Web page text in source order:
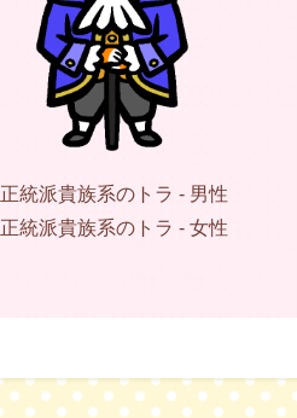
正統派貴族系のトラ - 男性
正統派貴族系のトラ - 女性